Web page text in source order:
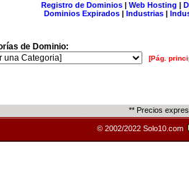
Registro de Dominios| Web Hosting |
Dominios Expirados | Industrias |
de Dominio:
[Pág.
** Precios
© 2002/2022 Solo10.com